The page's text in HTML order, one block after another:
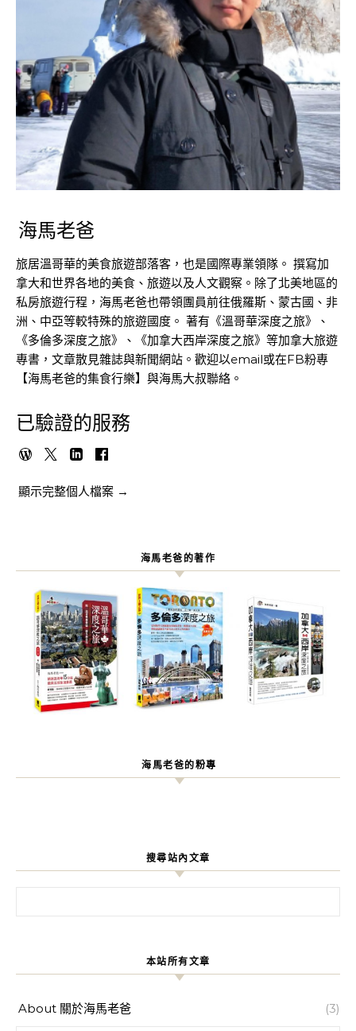
海馬老爸
旅居溫哥華的美食旅遊部落客，也是國際專業領隊。 撰寫加
拿大和世界各地的美食、旅遊以及人文觀察。除了北美地區的
私房旅遊行程，海馬老爸也帶領團員前往俄羅斯、蒙古國、非
洲、中亞等較特殊的旅遊國度。 著有《溫哥華深度之旅》、
《多倫多深度之旅》、《加拿大西岸深度之旅》等加拿大旅遊
專書，文章散見雜誌與新聞網站。歡迎以email或在FB粉專
【海馬老爸的集食行樂】與海馬大叔聯絡。
已驗證的服務
顯示完整個人檔案 →
海馬老爸的著作
海馬老爸的粉專
搜尋站內文章
本站所有文章
About 關於海馬老爸 (3)